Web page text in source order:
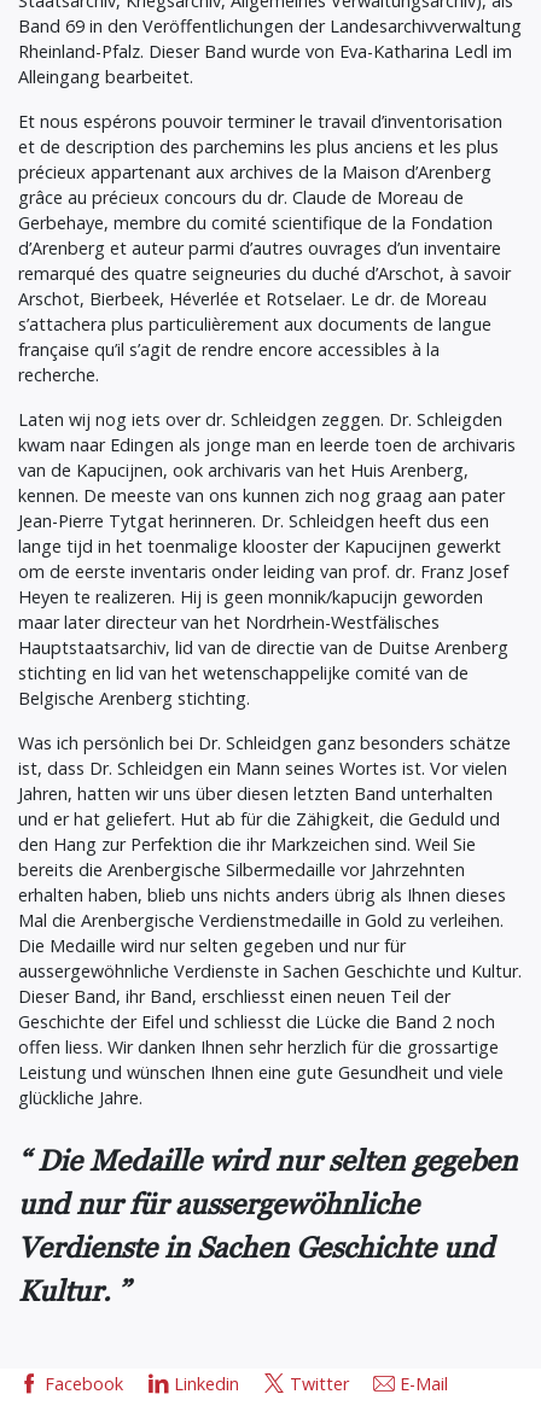
Band 69 in den Veröffentlichungen der Landesarchivverwaltung
Rheinland-Pfalz. Dieser Band wurde von Eva-Katharina Ledl im
Alleingang bearbeitet.
Et nous espérons pouvoir terminer le travail d’inventorisation
et de description des parchemins les plus anciens et les plus
précieux appartenant aux archives de la Maison d’Arenberg
grâce au précieux concours du dr. Claude de Moreau de
Gerbehaye, membre du comité scientifique de la Fondation
d’Arenberg et auteur parmi d’autres ouvrages d’un inventaire
remarqué des quatre seigneuries du duché d’Arschot, à savoir
Arschot, Bierbeek, Héverlée et Rotselaer. Le dr. de Moreau
s’attachera plus particulièrement aux documents de langue
française qu’il s’agit de rendre encore accessibles à la
recherche.
Laten wij nog iets over dr. Schleidgen zeggen. Dr. Schleigden
kwam naar Edingen als jonge man en leerde toen de archivaris
van de Kapucijnen, ook archivaris van het Huis Arenberg,
kennen. De meeste van ons kunnen zich nog graag aan pater
Jean-Pierre Tytgat herinneren. Dr. Schleidgen heeft dus een
lange tijd in het toenmalige klooster der Kapucijnen gewerkt
om de eerste inventaris onder leiding van prof. dr. Franz Josef
Heyen te realizeren. Hij is geen monnik/kapucijn geworden
maar later directeur van het Nordrhein-Westfälisches
Hauptstaatsarchiv, lid van de directie van de Duitse Arenberg
stichting en lid van het wetenschappelijke comité van de
Belgische Arenberg stichting.
Was ich persönlich bei Dr. Schleidgen ganz besonders schätze
ist, dass Dr. Schleidgen ein Mann seines Wortes ist. Vor vielen
Jahren, hatten wir uns über diesen letzten Band unterhalten
und er hat geliefert. Hut ab für die Zähigkeit, die Geduld und
den Hang zur Perfektion die ihr Markzeichen sind. Weil Sie
bereits die Arenbergische Silbermedaille vor Jahrzehnten
erhalten haben, blieb uns nichts anders übrig als Ihnen dieses
Mal die Arenbergische Verdienstmedaille in Gold zu verleihen.
Die Medaille wird nur selten gegeben und nur für
aussergewöhnliche Verdienste in Sachen Geschichte und Kultur.
Dieser Band, ihr Band, erschliesst einen neuen Teil der
Geschichte der Eifel und schliesst die Lücke die Band 2 noch
offen liess. Wir danken Ihnen sehr herzlich für die grossartige
Leistung und wünschen Ihnen eine gute Gesundheit und viele
glückliche Jahre.
Die Medaille wird nur selten gegeben
und nur für aussergewöhnliche
Verdienste in Sachen Geschichte und
Kultur.
Facebook Linkedin Twitter E-Mail